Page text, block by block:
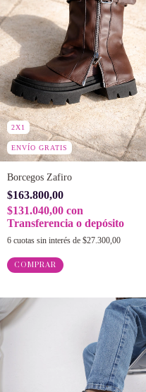
2X1
ENVÍO GRATIS
Borcegos Zafiro
$163.800,00
$131.040,00 con
Transferencia o depósito
6 cuotas sin interés de $27.300,00
COMPRAR